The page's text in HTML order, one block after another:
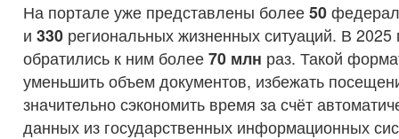
На портале уже представлены более 50
и 330 региональных жизненных ситуаций. В 2025
обратились к ним более 70 млн раз. Такой
уменьшить объем документов, избежать
значительно сэкономить время за счёт
данных из государственных информационных